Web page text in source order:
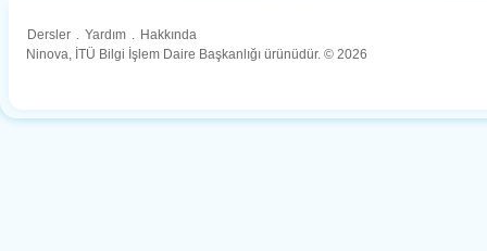
Dersler . Yardım . Hakkında
Ninova, İTÜ Bilgi İşlem Daire Başkanlığı ürünüdür. © 2026